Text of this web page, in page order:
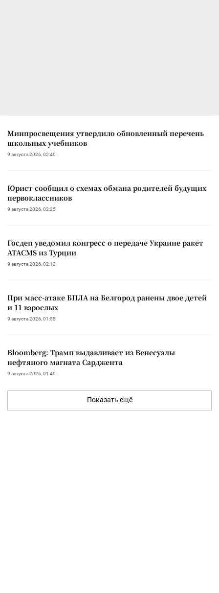
Минпросвещения утвердило обновленный перечень
школьных учебников
9 августа 2026, 02:40
Юрист сообщил о схемах обмана родителей будущих
первоклассников
9 августа 2026, 02:25
Госдеп уведомил конгресс о передаче Украине ракет
ATACMS из Турции
9 августа 2026, 02:12
При масс-атаке БПЛА на Белгород ранены двое детей
и 11 взрослых
9 августа 2026, 01:55
Bloomberg: Трамп выдавливает из Венесуэлы
нефтяного магната Сарджента
9 августа 2026, 01:40
Показать ещё